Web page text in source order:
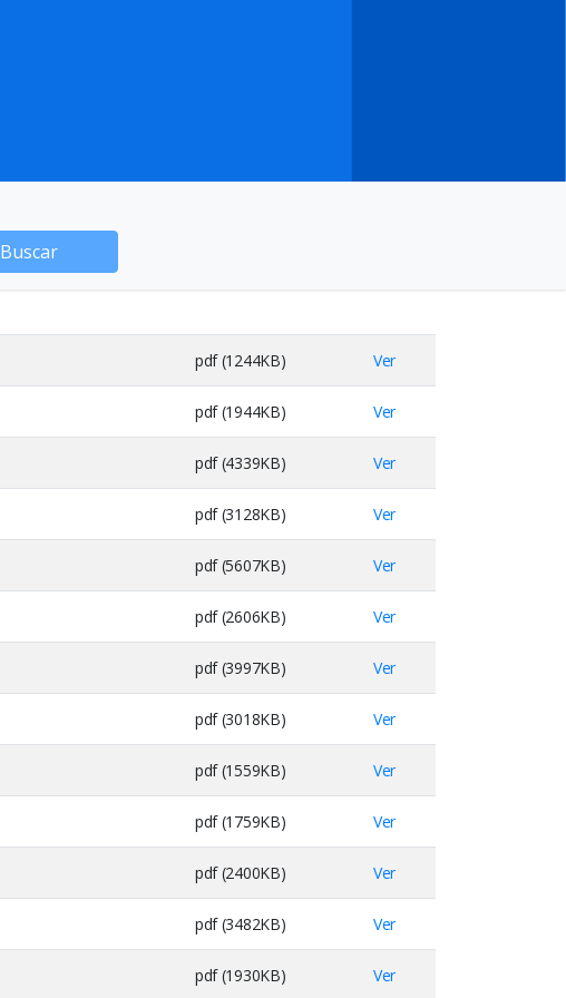
Buscar
pdf (1244KB) Ver
pdf (1944KB) Ver
pdf (4339KB) Ver
pdf (3128KB) Ver
pdf (5607KB) Ver
pdf (2606KB) Ver
pdf (3997KB) Ver
pdf (3018KB) Ver
pdf (1559KB) Ver
pdf (1759KB) Ver
pdf (2400KB) Ver
pdf (3482KB) Ver
pdf (1930KB) Ver